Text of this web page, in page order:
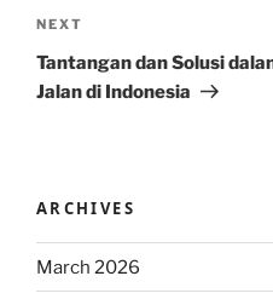
Next
Post
NEXT
Tantangan dan Solusi
Jalan di Indonesia
ARCHIVES
March 2026